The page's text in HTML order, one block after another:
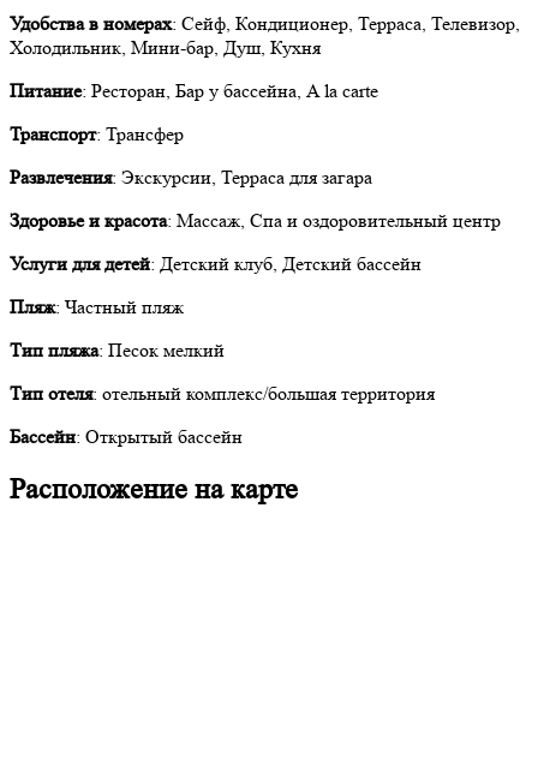
Удобства в номерах: Сейф, Кондиционер, Терраса, Телевизор,
Холодильник, Мини-бар, Душ, Кухня
Питание: Ресторан, Бар у бассейна, A la carte
Транспорт: Трансфер
Развлечения: Экскурсии, Терраса для загара
Здоровье и красота: Массаж, Спа и оздоровительный центр
Услуги для детей: Детский клуб, Детский бассейн
Пляж: Частный пляж
Тип пляжа: Песок мелкий
Тип отеля: отельный комплекс/большая территория
Бассейн: Открытый бассейн
Расположение на карте